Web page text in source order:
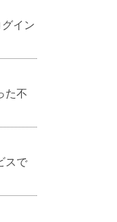
イン
た不
スで